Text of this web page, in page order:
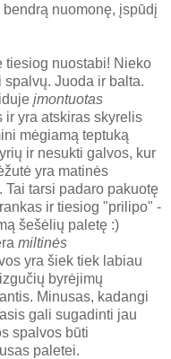
nuomonę, įspūdį
tiesiog nuostabi! Nieko
Juoda ir balta.
įmontuotas
ir yra atskiras skyrelis
mėgiamą teptuką
ir nesukti galvos, kur
yra matinės
tarsi padaro pakuotę
ir tiesiog "prilipo" -
šešėlių paletę :)
miltinės
yra šiek tiek labiau
byrėjimų
Minusas, kadangi
gali sugadinti jau
spalvos būti
paletei.